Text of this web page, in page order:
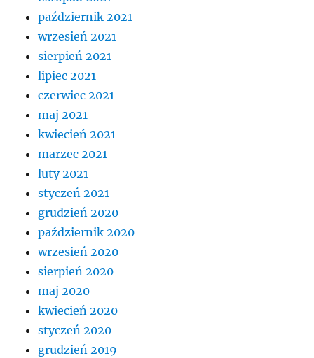
październik 2021
wrzesień 2021
sierpień 2021
lipiec 2021
czerwiec 2021
maj 2021
kwiecień 2021
marzec 2021
luty 2021
styczeń 2021
grudzień 2020
październik 2020
wrzesień 2020
sierpień 2020
maj 2020
kwiecień 2020
styczeń 2020
grudzień 2019